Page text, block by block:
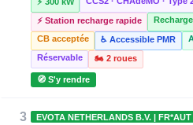
⚡ Station recharge rapide
CB acceptée
♿ Accessible PMR
Réservable
🏍️ 2 roues
🧭 S'y rendre
3 EVOTA NETHERLANDS B.V. | FR*AUT